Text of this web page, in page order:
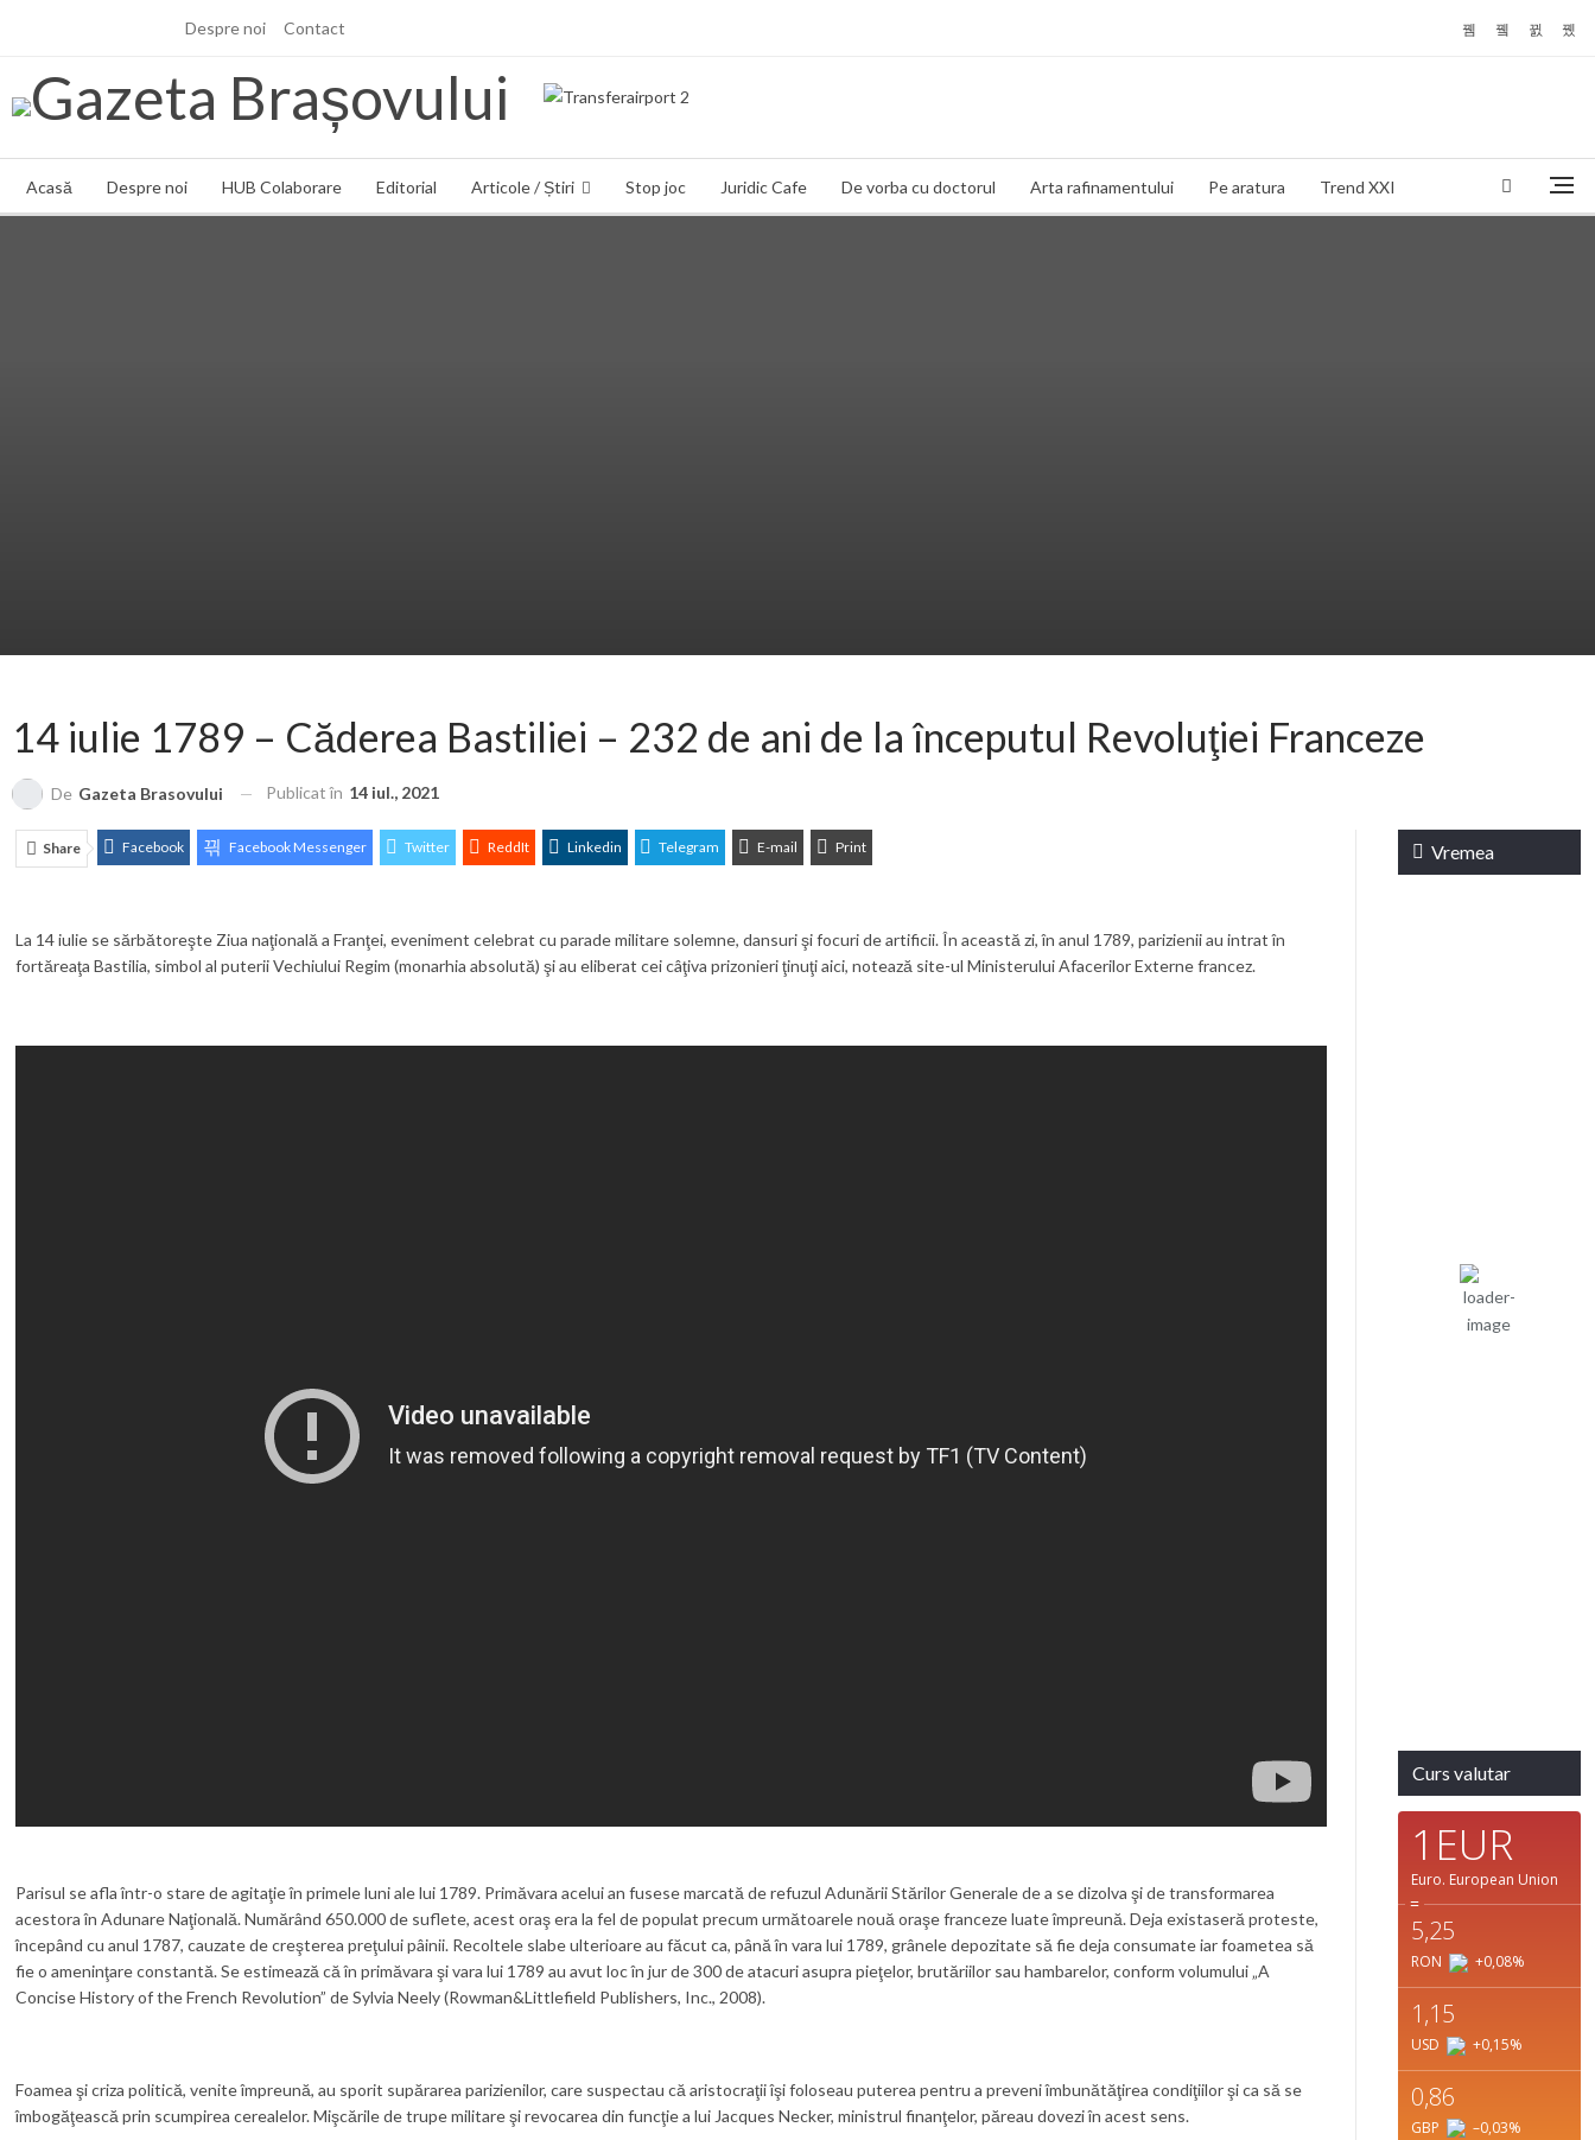
Despre noi Contact
Acasă Despre noi HUB Colaborare Editorial Articole / Știri Stop joc Juridic Cafe De vorba cu doctorul Arta rafinamentului Pe aratura Trend XXI
14 iulie 1789 – Căderea Bastiliei – 232 de ani de la începutul Revoluţiei Franceze
De Gazeta Brasovului Publicat în 14 iul., 2021
Share Facebook Facebook Messenger Twitter ReddIt Linkedin Telegram E-mail Print
La 14 iulie se sărbătoreşte Ziua naţională a Franţei, eveniment celebrat cu parade militare solemne, dansuri şi focuri de artificii. În această zi, în anul 1789, parizienii au intrat în
fortăreaţa Bastilia, simbol al puterii Vechiului Regim (monarhia absolută) şi au eliberat cei câţiva prizonieri ţinuţi aici, notează site-ul Ministerului Afacerilor Externe francez.
Parisul se afla într-o stare de agitaţie în primele luni ale lui 1789. Primăvara acelui an fusese marcată de refuzul Adunării Stărilor Generale de a se dizolva şi de transformarea
acestora în Adunare Naţională. Numărând 650.000 de suflete, acest oraş era la fel de populat precum următoarele nouă oraşe franceze luate împreună. Deja existaseră proteste,
începând cu anul 1787, cauzate de creşterea preţului pâinii. Recoltele slabe ulterioare au făcut ca, până în vara lui 1789, grânele depozitate să fie deja consumate iar foametea să
fie o ameninţare constantă. Se estimează că în primăvara şi vara lui 1789 au avut loc în jur de 300 de atacuri asupra pieţelor, brutăriilor sau hambarelor, conform volumului „A
Concise History of the French Revolution” de Sylvia Neely (Rowman&Littlefield Publishers, Inc., 2008).
Foamea şi criza politică, venite împreună, au sporit supărarea parizienilor, care suspectau că aristocraţii îşi foloseau puterea pentru a preveni îmbunătăţirea condiţiilor şi ca să se
îmbogăţească prin scumpirea cerealelor. Mişcările de trupe militare şi revocarea din funcţie a lui Jacques Necker, ministrul finanţelor, păreau dovezi în acest sens.
Vremea
vânturi:3 mph
Nori:
Curs valutar
1EUR
Euro. European Union
=
5,25
RON +0,08%
1,15
USD +0,15%
0,86
GBP –0,03%